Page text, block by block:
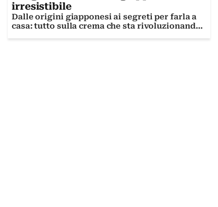
irresistibile
Dalle origini giapponesi ai segreti per farla a
casa: tutto sulla crema che sta rivoluzionando